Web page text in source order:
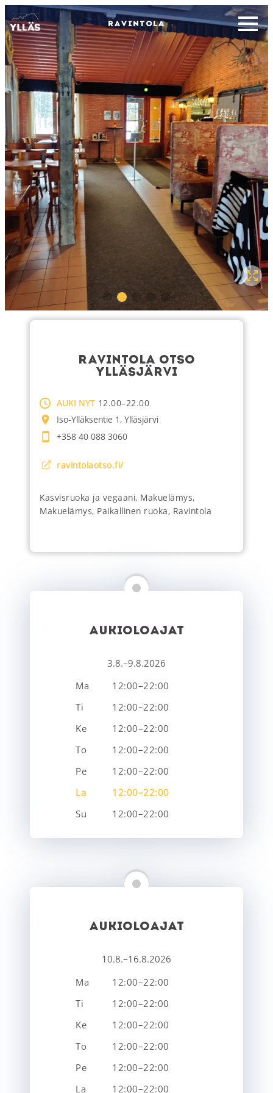
RAVINTOLA
RAVINTOLA OTSO
YLLÄSJÄRVI
AUKI NYT 12.00–22.00
Iso-Ylläksentie 1, Ylläsjärvi
+358 40 088 3060
ravintolaotso.fi/
Kasvisruoka ja vegaani, Makuelämys,
Makuelämys, Paikallinen ruoka, Ravintola
AUKIOLOAJAT
3.8.–9.8.2026
Ma
12:00–22:00
Ti
12:00–22:00
Ke
12:00–22:00
To
12:00–22:00
Pe
12:00–22:00
La
12:00–22:00
Su
12:00–22:00
AUKIOLOAJAT
10.8.–16.8.2026
Ma
12:00–22:00
Ti
12:00–22:00
Ke
12:00–22:00
To
12:00–22:00
Pe
12:00–22:00
La
12:00–22:00